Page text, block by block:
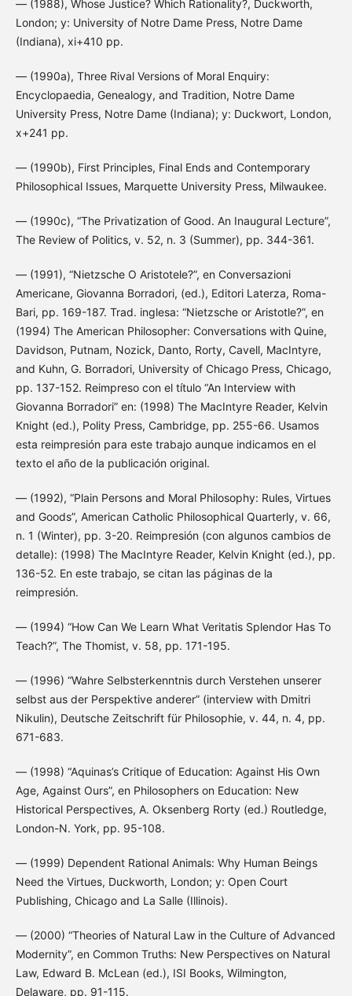
— (1988), Whose Justice? Which Rationality?, Duckworth,
London; y: University of Notre Dame Press, Notre Dame
(Indiana), xi+410 pp.
— (1990a), Three Rival Versions of Moral Enquiry:
Encyclopaedia, Genealogy, and Tradition, Notre Dame
University Press, Notre Dame (Indiana); y: Duckwort, London,
x+241 pp.
— (1990b), First Principles, Final Ends and Contemporary
Philosophical Issues, Marquette University Press, Milwaukee.
— (1990c), “The Privatization of Good. An Inaugural Lecture”,
The Review of Politics, v. 52, n. 3 (Summer), pp. 344-361.
— (1991), “Nietzsche O Aristotele?”, en Conversazioni
Americane, Giovanna Borradori, (ed.), Editori Laterza, Roma-
Bari, pp. 169-187. Trad. inglesa: “Nietzsche or Aristotle?”, en
(1994) The American Philosopher: Conversations with Quine,
Davidson, Putnam, Nozick, Danto, Rorty, Cavell, MacIntyre,
and Kuhn, G. Borradori, University of Chicago Press, Chicago,
pp. 137-152. Reimpreso con el título “An Interview with
Giovanna Borradori” en: (1998) The MacIntyre Reader, Kelvin
Knight (ed.), Polity Press, Cambridge, pp. 255-66. Usamos
esta reimpresión para este trabajo aunque indicamos en el
texto el año de la publicación original.
— (1992), “Plain Persons and Moral Philosophy: Rules, Virtues
and Goods”, American Catholic Philosophical Quarterly, v. 66,
n. 1 (Winter), pp. 3-20. Reimpresión (con algunos cambios de
detalle): (1998) The MacIntyre Reader, Kelvin Knight (ed.), pp.
136-52. En este trabajo, se citan las páginas de la
reimpresión.
— (1994) “How Can We Learn What Veritatis Splendor Has To
Teach?”, The Thomist, v. 58, pp. 171-195.
— (1996) “Wahre Selbsterkenntnis durch Verstehen unserer
selbst aus der Perspektive anderer” (interview with Dmitri
Nikulin), Deutsche Zeitschrift für Philosophie, v. 44, n. 4, pp.
671-683.
— (1998) “Aquinas’s Critique of Education: Against His Own
Age, Against Ours”, en Philosophers on Education: New
Historical Perspectives, A. Oksenberg Rorty (ed.) Routledge,
London-N. York, pp. 95-108.
— (1999) Dependent Rational Animals: Why Human Beings
Need the Virtues, Duckworth, London; y: Open Court
Publishing, Chicago and La Salle (Illinois).
— (2000) “Theories of Natural Law in the Culture of Advanced
Modernity”, en Common Truths: New Perspectives on Natural
Law, Edward B. McLean (ed.), ISI Books, Wilmington,
Delaware, pp. 91-115.